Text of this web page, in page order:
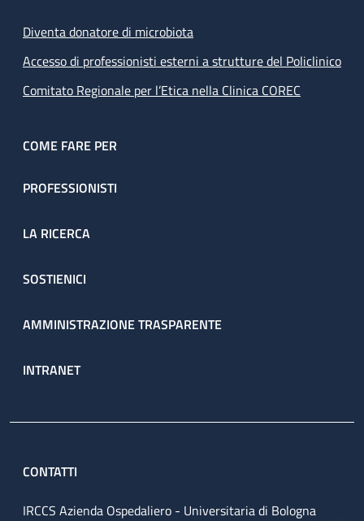
Diventa donatore di microbiota
Accesso di professionisti esterni a strutture del Policlinico
Comitato Regionale per l’Etica nella Clinica COREC
COME FARE PER
PROFESSIONISTI
LA RICERCA
SOSTIENICI
AMMINISTRAZIONE TRASPARENTE
INTRANET
CONTATTI
IRCCS Azienda Ospedaliero - Universitaria di Bologna